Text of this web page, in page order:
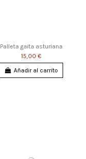
Palleta gaita asturiana
15,00 €
Añadir al carrito